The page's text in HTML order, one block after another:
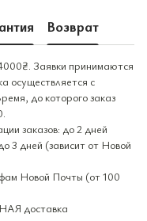
Возврат
Заявки принимаются
осуществляется с
до которого заказ
заказов: до 2 дней
3 дней (зависит от Новой
Новой Почты (от 100
доставка